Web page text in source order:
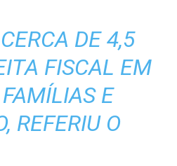
DE 4,5
FISCAL EM
E
REFERIU O